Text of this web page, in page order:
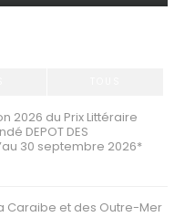
2026 du Prix Littéraire
DEPOT DES
30 septembre 2026*
Caraibe et des Outre-Mer